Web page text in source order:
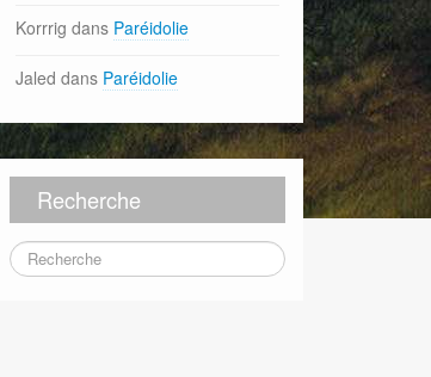
Korrrig dans Paréidolie
Jaled dans Paréidolie
Recherche